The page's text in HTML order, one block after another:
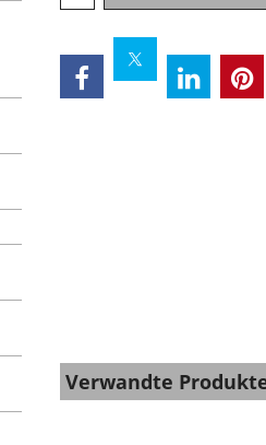
Verwandte